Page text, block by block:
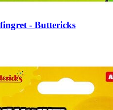
- Buttericks